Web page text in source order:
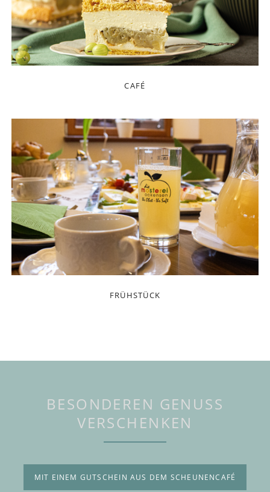
BESONDEREN GENUSS
VERSCHENKEN
MIT EINEM GUTSCHEIN AUS DEM SCHEUNENCAFÉ